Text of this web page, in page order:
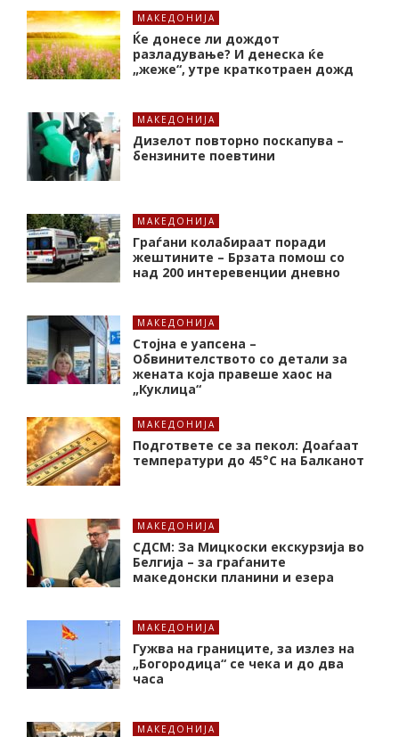
МАКЕДОНИЈА
Ќе донесе ли дождот
разладување? И денеска ќе
„жеже“, утре краткотраен дожд
МАКЕДОНИЈА
Дизелот повторно поскапува –
бензините поевтини
МАКЕДОНИЈА
Граѓани колабираат поради
жештините – Брзата помош со
над 200 интеревенции дневно
МАКЕДОНИЈА
Стојна е уапсена –
Обвинителството со детали за
жената која правеше хаос на
„Куклица“
МАКЕДОНИЈА
Подгответе се за пекол: Доаѓаат
температури до 45°C на Балканот
МАКЕДОНИЈА
СДСМ: За Мицкоски екскурзија во
Белгија – за граѓаните
македонски планини и езера
МАКЕДОНИЈА
Гужва на границите, за излез на
„Богородица“ се чека и до два
часа
МАКЕДОНИЈА